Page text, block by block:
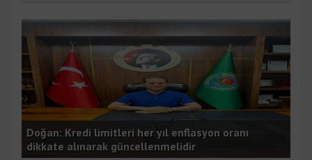
Çevreyi kontrol edip sandalyeye oturdu, park
boşalınca motosikleti çaldı